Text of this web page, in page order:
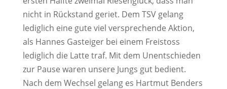
nicht in Rückstand geriet. Dem TSV gelang
lediglich eine gute viel versprechende Aktion,
als Hannes Gasteiger bei einem Freistoss
lediglich die Latte traf. Mit dem Unentschieden
zur Pause waren unsere Jungs gut bedient.
Nach dem Wechsel gelang es Hartmut Benders